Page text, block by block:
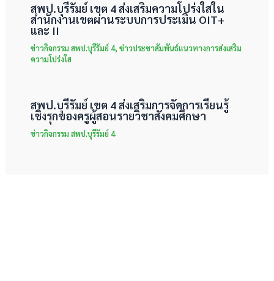
สพป.บุรีรัมย์ เขต 4 ส่งเสริมความโปร่งใสใน
สำนักงานเขตผ่านระบบการประเมิน OIT+
และ II
ข่าวกิจกรรม สพป.บุรีรัมย์ 4, ข่าวประชาสัมพันธ์แนวทางการส่งเสริม
ความโปร่งใส
สพป.บุรีรัมย์ เขต 4 ส่งเสริมการจัดการเรียนรู้
เชิงรุกของครูผู้สอนรายวิชาสังคมศึกษา
ข่าวกิจกรรม สพป.บุรีรัมย์ 4